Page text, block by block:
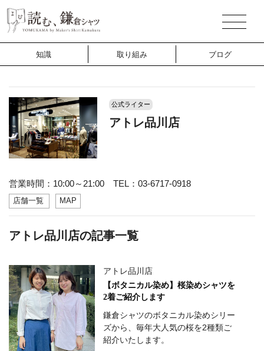
知識 取り組み ブログ
公式ライター
アトレ品川店
営業時間：10:00～21:00 TEL：03-6717-0918
店舗一覧 MAP
アトレ品川店の記事一覧
アトレ品川店
【ボタニカル染め】桜染めシャツを
2着ご紹介します
鎌倉シャツのボタニカル染めシリー
ズから、毎年大人気の桜を2種類ご
紹介いたします。